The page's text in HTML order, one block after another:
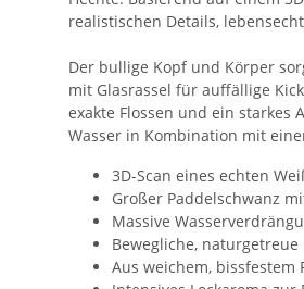
realistischen Details,
Der bullige Kopf und Körper
mit Glasrassel für auffällige
exakte Flossen und ein starkes
Wasser in Kombination mit
3D-Scan eines echten
Großer Paddelschwanz
Massive
Bewegliche,
Aus weichem, bissfestem